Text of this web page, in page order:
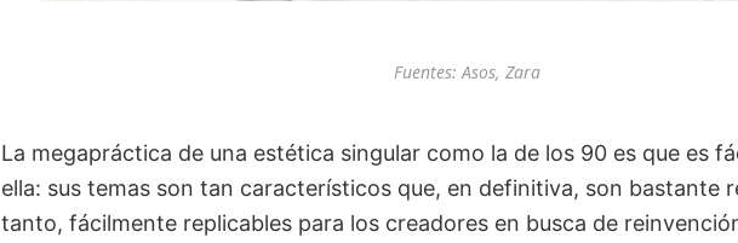
Fuentes: Asos, Zara
La megapráctica de una estética singular como la de los 90 es que es
ella: sus temas son tan característicos que, en definitiva, son bastante
tanto, fácilmente replicables para los creadores en busca de